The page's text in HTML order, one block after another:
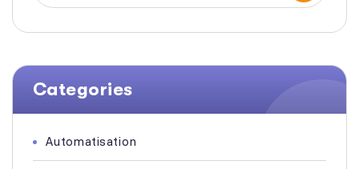
Categories
Automatisation